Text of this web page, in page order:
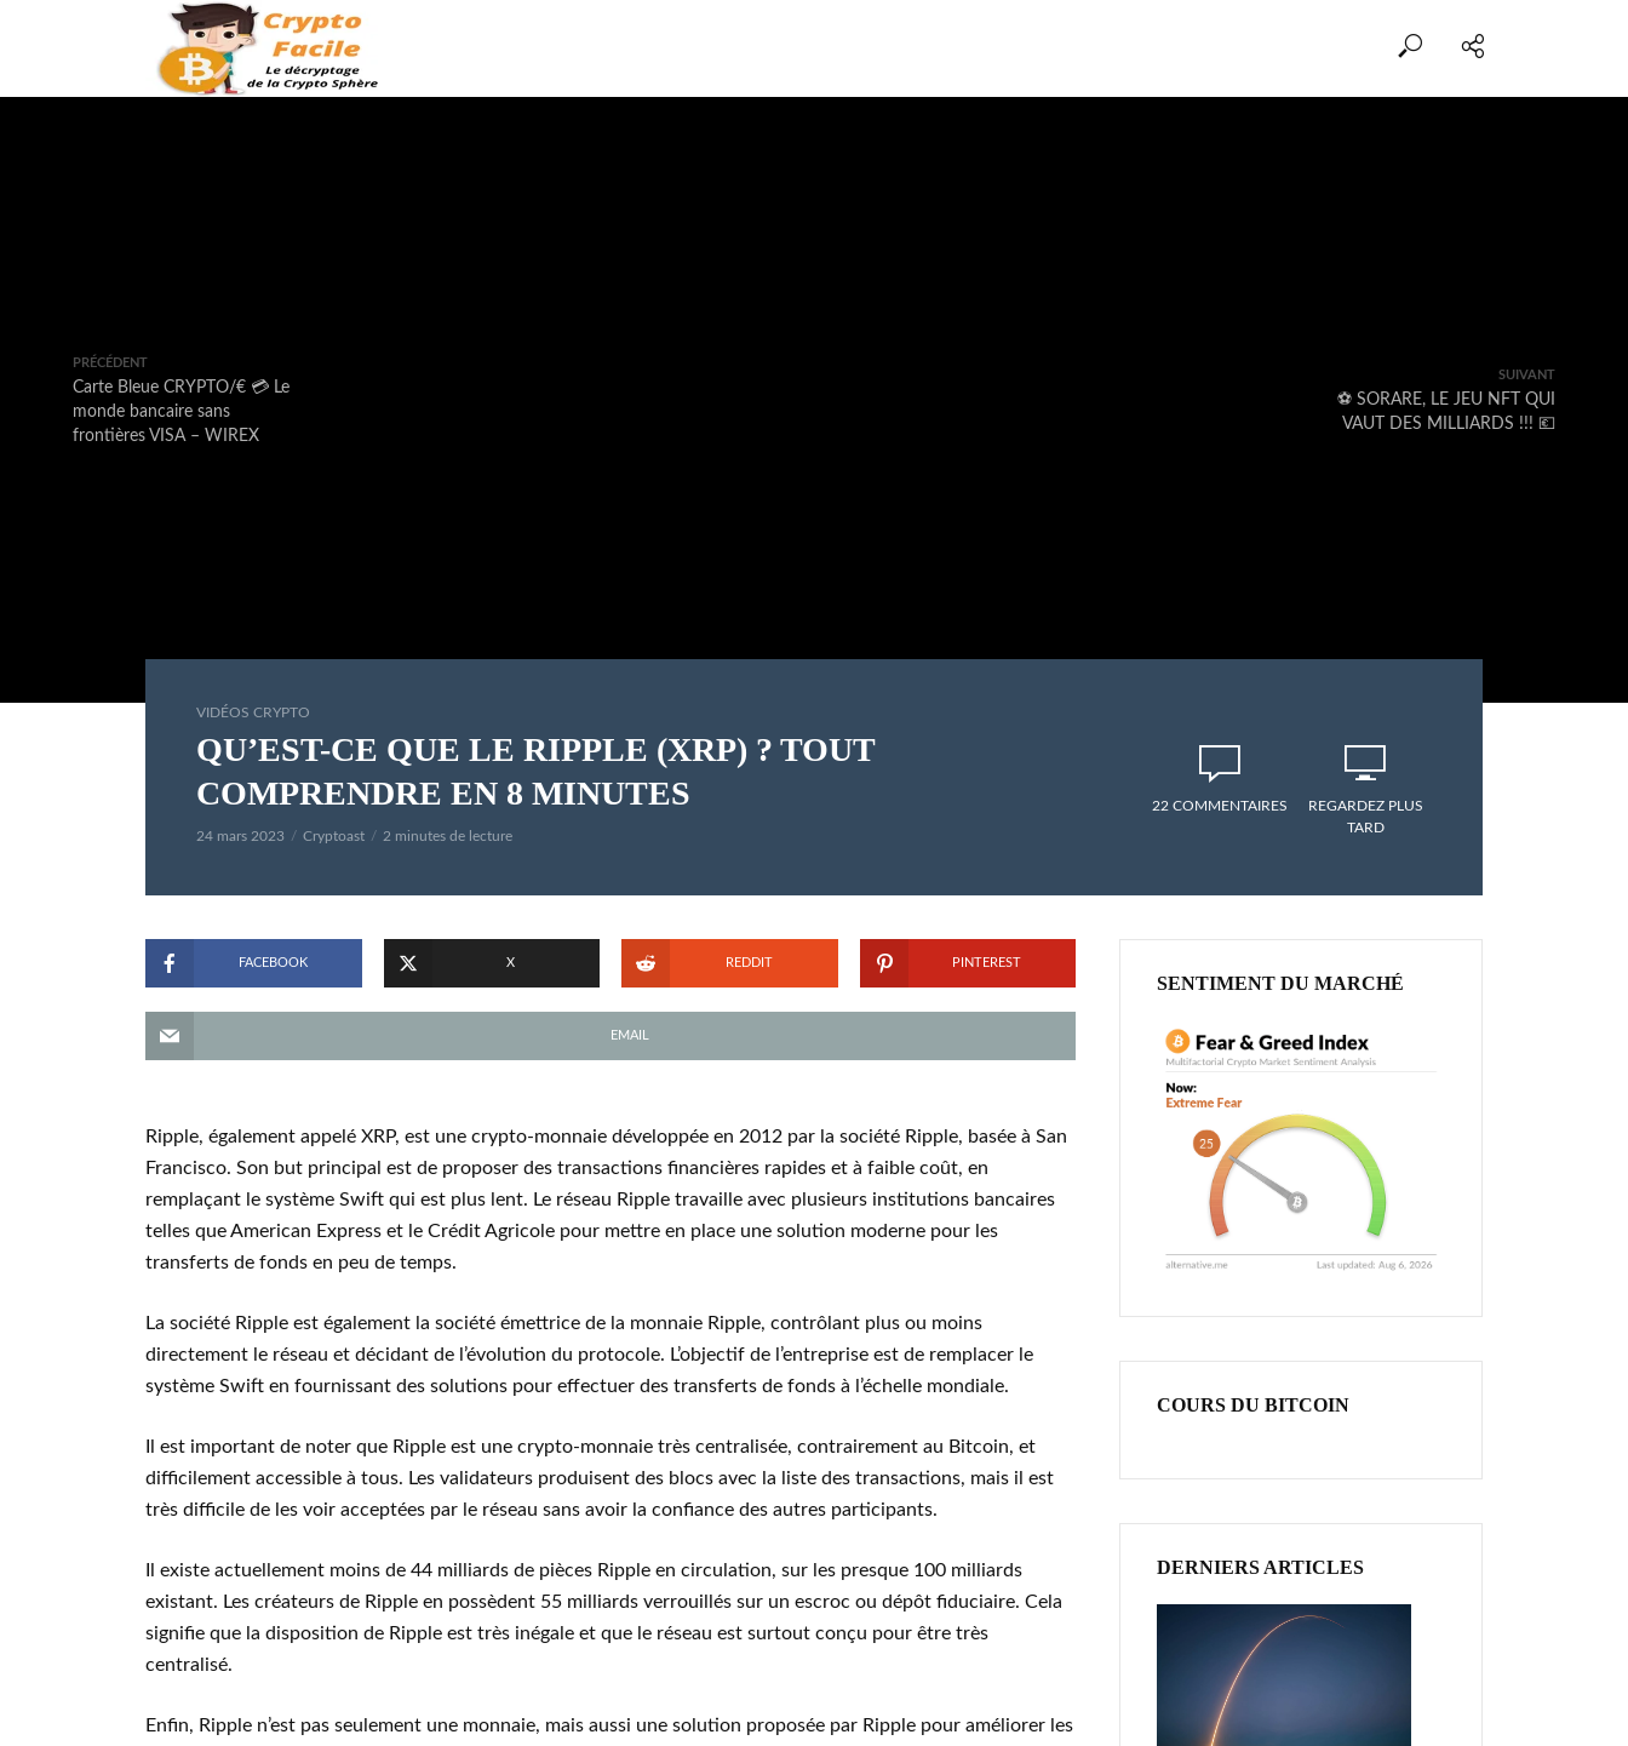
PRÉCÉDENT
Carte Bleue CRYPTO/€ 💳 Le
monde bancaire sans
frontières VISA – WIREX
SUIVANT
️⚽️ SORARE, LE JEU NFT QUI
VAUT DES MILLIARDS !!! 💶
VIDÉOS CRYPTO
QU’EST-CE QUE LE RIPPLE (XRP) ? TOUT
COMPRENDRE EN 8 MINUTES
24 mars 2023 Cryptoast 2 minutes de lecture
22 COMMENTAIRES
REGARDEZ PLUS
TARD
FACEBOOK X REDDIT PINTEREST
EMAIL
Ripple, également appelé XRP, est une crypto-monnaie développée en 2012 par la société Ripple, basée à San
Francisco. Son but principal est de proposer des transactions financières rapides et à faible coût, en
remplaçant le système Swift qui est plus lent. Le réseau Ripple travaille avec plusieurs institutions bancaires
telles que American Express et le Crédit Agricole pour mettre en place une solution moderne pour les
transferts de fonds en peu de temps.
La société Ripple est également la société émettrice de la monnaie Ripple, contrôlant plus ou moins
directement le réseau et décidant de l’évolution du protocole. L’objectif de l’entreprise est de remplacer le
système Swift en fournissant des solutions pour effectuer des transferts de fonds à l’échelle mondiale.
Il est important de noter que Ripple est une crypto-monnaie très centralisée, contrairement au Bitcoin, et
difficilement accessible à tous. Les validateurs produisent des blocs avec la liste des transactions, mais il est
très difficile de les voir acceptées par le réseau sans avoir la confiance des autres participants.
Il existe actuellement moins de 44 milliards de pièces Ripple en circulation, sur les presque 100 milliards
existant. Les créateurs de Ripple en possèdent 55 milliards verrouillés sur un escroc ou dépôt fiduciaire. Cela
signifie que la disposition de Ripple est très inégale et que le réseau est surtout conçu pour être très
centralisé.
Enfin, Ripple n’est pas seulement une monnaie, mais aussi une solution proposée par Ripple pour améliorer les
SENTIMENT DU MARCHÉ
COURS DU BITCOIN
DERNIERS ARTICLES